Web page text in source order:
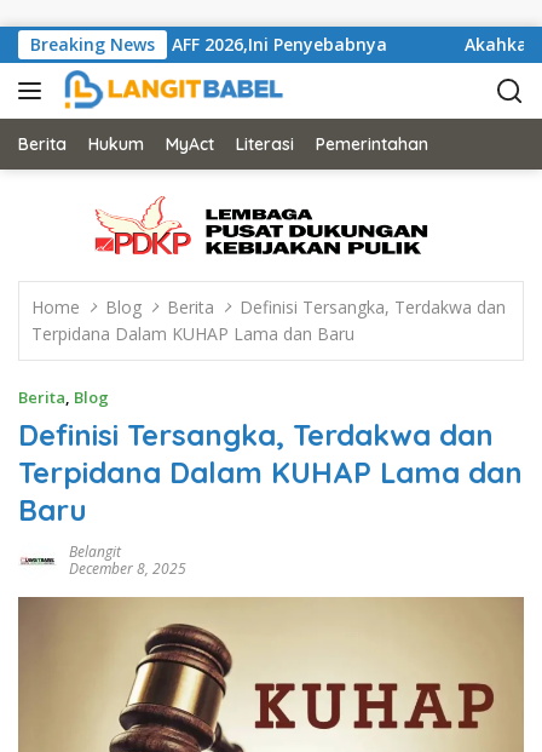
Breaking News
Piala AFF 2026,Ini Penyebabnya Akahkan
Berita Hukum MyAct Literasi Pemerintahan
Home Blog Berita
Definisi Tersangka, Terdakwa dan
Terpidana Dalam KUHAP Lama dan Baru
Berita, Blog
Definisi Tersangka, Terdakwa dan
Terpidana Dalam KUHAP Lama dan
Baru
Belangit
December 8, 2025